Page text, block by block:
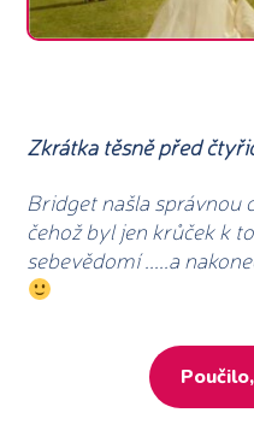
Zkrátka těsně před
Bridget našla správnou
čehož byl jen krůček k
sebevědomí .....a